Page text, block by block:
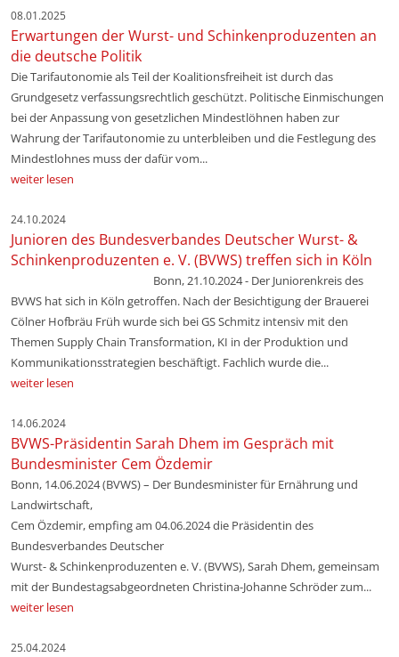
08.01.2025
Erwartungen der Wurst- und Schinkenproduzenten an
die deutsche Politik
Die Tarifautonomie als Teil der Koalitionsfreiheit ist durch das
Grundgesetz verfassungsrechtlich geschützt. Politische Einmischungen
bei der Anpassung von gesetzlichen Mindestlöhnen haben zur
Wahrung der Tarifautonomie zu unterbleiben und die Festlegung des
Mindestlohnes muss der dafür vom...
weiter lesen
24.10.2024
Junioren des Bundesverbandes Deutscher Wurst- &
Schinkenproduzenten e. V. (BVWS) treffen sich in Köln
Bonn, 21.10.2024 - Der Juniorenkreis des
BVWS hat sich in Köln getroffen. Nach der Besichtigung der Brauerei
Cölner Hofbräu Früh wurde sich bei GS Schmitz intensiv mit den
Themen Supply Chain Transformation, KI in der Produktion und
Kommunikationsstrategien beschäftigt. Fachlich wurde die...
weiter lesen
14.06.2024
BVWS-Präsidentin Sarah Dhem im Gespräch mit
Bundesminister Cem Özdemir
Bonn, 14.06.2024 (BVWS) – Der Bundesminister für Ernährung und
Landwirtschaft,
Cem Özdemir, empfing am 04.06.2024 die Präsidentin des
Bundesverbandes Deutscher
Wurst- & Schinkenproduzenten e. V. (BVWS), Sarah Dhem, gemeinsam
mit der Bundestagsabgeordneten Christina-Johanne Schröder zum...
weiter lesen
25.04.2024